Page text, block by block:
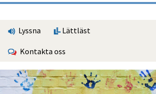
Lyssna Lättläst
Kontakta oss